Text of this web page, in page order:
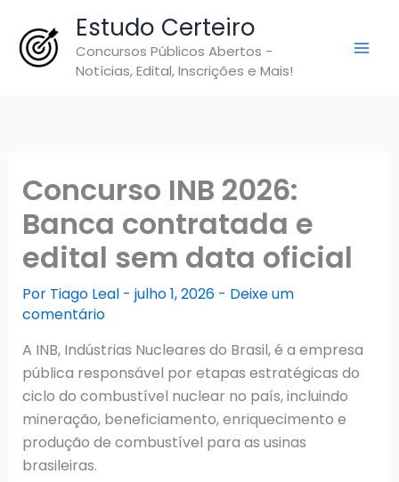
para
Estudo Certeiro
Concursos Públicos Abertos -
Notícias, Edital, Inscrições e Mais!
Concurso INB 2026:
Banca contratada e
edital sem data oficial
Por Tiago Leal - julho 1, 2026 - Deixe um
comentário
A INB, Indústrias Nucleares do Brasil, é a empresa
pública responsável por etapas estratégicas do
ciclo do combustível nuclear no país, incluindo
mineração, beneficiamento, enriquecimento e
produção de combustível para as usinas
brasileiras.